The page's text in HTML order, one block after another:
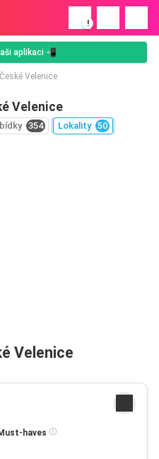
!
aplikaci 📲
České Velenice
Velenice
354 Lokality 50
Velenice
haves